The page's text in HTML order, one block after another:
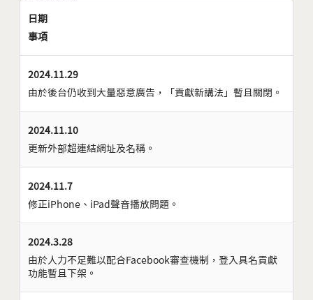
日期
事項
2024.11.29
由於後台仍收到大量惡意廣告，「貢獻新講法」暫且關閉。
2024.11.10
更新外部超連結網址及名稱。
2024.11.7
修正iPhone、iPad聲音播放問題。
2024.3.28
由於人力不足難以配合Facebook審查機制，登入具名貢獻
功能暫且下架。